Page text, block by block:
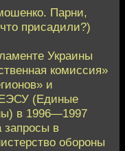
Парни,
присадили?)
Украины
комиссия»
и
ЕЭСУ (Единые
в 1996—1997
запросы в
обороны